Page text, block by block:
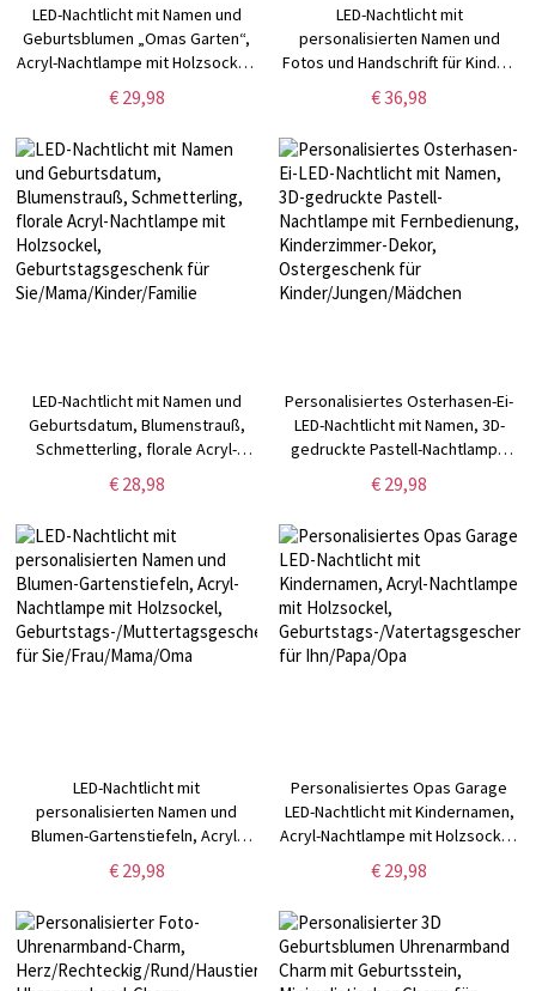
LED-Nachtlicht mit Namen und
Geburtsblumen „Omas Garten“,
Acryl-Nachtlampe mit Holzsockel,
Geburtstags-/Muttertagsgeschenk
für Sie/Mama/Oma
€ 29,98
LED-Nachtlicht mit
personalisierten Namen und
Fotos und Handschrift für Kinder,
Nachtlampe aus Acryl mit
Holzsockel,
Geburtstags-/Muttertagsgeschenk
für Sie/Mama/Oma
€ 36,98
LED-Nachtlicht mit Namen und
Geburtsdatum, Blumenstrauß,
Schmetterling, florale Acryl-
Nachtlampe mit Holzsockel,
Geburtstagsgeschenk für
€ 28,98
Personalisiertes Osterhasen-Ei-
LED-Nachtlicht mit Namen, 3D-
gedruckte Pastell-Nachtlampe
mit Fernbedienung,
Kinderzimmer-Dekor,
Kinder/Jungen/Mädchen
€ 29,98
LED-Nachtlicht mit
personalisierten Namen und
Blumen-Gartenstiefeln, Acryl-
Nachtlampe mit Holzsockel,
Geburtstags-/Muttertagsgeschenk
€ 29,98
Personalisiertes Opas Garage
LED-Nachtlicht mit Kindernamen,
Acryl-Nachtlampe mit Holzsockel,
Geburtstags-/Vatertagsgeschenk
für Ihn/Papa/Opa
€ 29,98